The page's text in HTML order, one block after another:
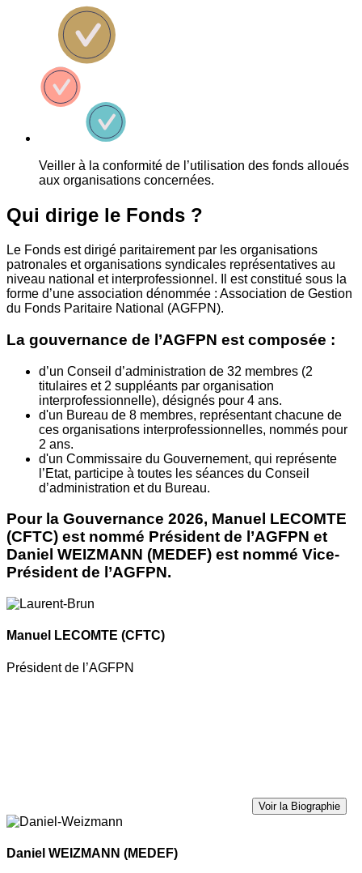
Veiller à la conformité de l’utilisation des fonds alloués
aux organisations concernées.
Qui dirige le Fonds ?
Le Fonds est dirigé paritairement par les organisations
patronales et organisations syndicales représentatives au
niveau national et interprofessionnel. Il est constitué sous la
forme d’une association dénommée : Association de Gestion
du Fonds Paritaire National (AGFPN).
La gouvernance de l’AGFPN est composée :
d’un Conseil d’administration de 32 membres (2
titulaires et 2 suppléants par organisation
interprofessionnelle), désignés pour 4 ans.
d'un Bureau de 8 membres, représentant chacune de
ces organisations interprofessionnelles, nommés pour
2 ans.
d'un Commissaire du Gouvernement, qui représente
l’Etat, participe à toutes les séances du Conseil
d’administration et du Bureau.
Pour la Gouvernance 2026, Manuel LECOMTE
(CFTC) est nommé Président de l’AGFPN et
Daniel WEIZMANN (MEDEF) est nommé Vice-
Président de l’AGFPN.
Manuel LECOMTE (CFTC)
Président de l’AGFPN
Voir la Biographie
Daniel WEIZMANN (MEDEF)